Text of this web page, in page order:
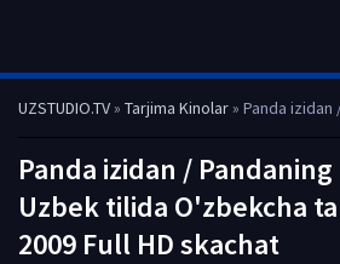
UZSTUDIO.TV» Tarjima Kinolar» Panda izidan / Pandaning izi Xitoy
Panda izidan /
Uzbek tilida O'zbekcha
2009 Full HD skachat